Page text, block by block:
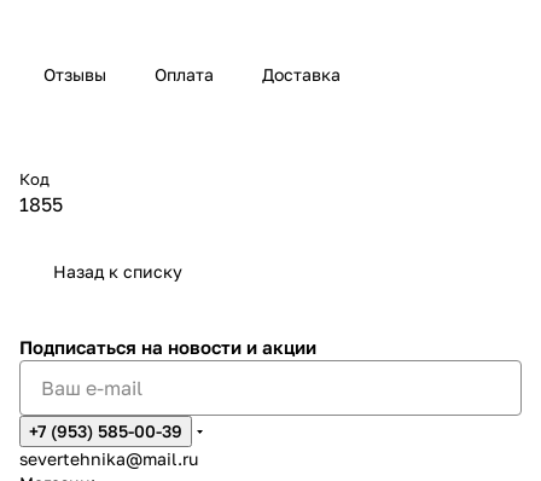
Отзывы Оплата Доставка
Код
1855
Назад к списку
Подписаться на новости и акции
+7 (953) 585-00-39
severtehnika@mail.ru